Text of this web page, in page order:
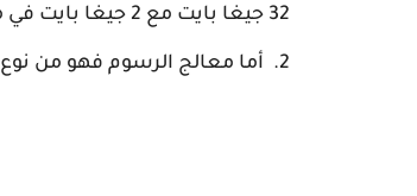
32 جيغا بايت مع 2 جيغا بايت في مساحة الرام.
أما معالج الرسوم فهو من نوع PowerVR GE8320, ونظام التشغيل أندرويد 9.0.